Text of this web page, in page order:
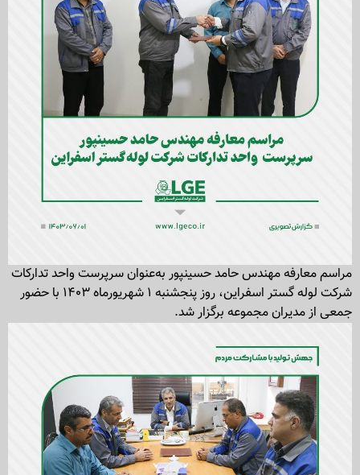
مراسم معارفه مهندس حامد حسینپور به‌عنوان سرپرست واحد تدارکات
شرکت لوله گستر اسفراین، روز پنجشنبه ۱ شهریورماه ۱۴۰۳ با حضور
جمعی از مدیران مجموعه برگزار شد.